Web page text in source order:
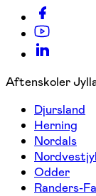
Aftenskoler
Djursland
Herning
Nordals
Odder
Randers-